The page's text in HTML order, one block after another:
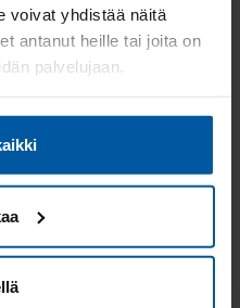
voivat yhdistää näitä
antanut heille tai joita on
palvelujaan.